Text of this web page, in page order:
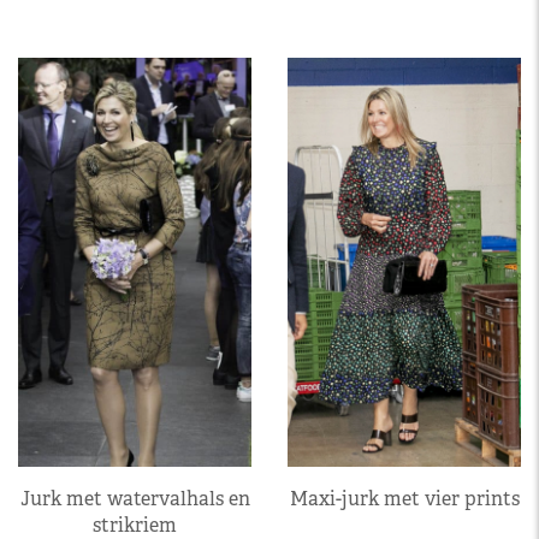
Jurk met watervalhals en
strikriem
Maxi-jurk met vier prints